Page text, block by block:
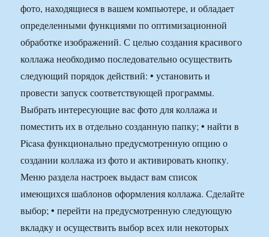
фото, находящиеся в вашем компьютере, и обладает
определенными функциями по оптимизационной
обработке изображений. С целью создания красивого
коллажа необходимо последовательно осуществить
следующий порядок действий: • установить и
провести запуск соответствующей программы.
Выбрать интересующие вас фото для коллажа и
поместить их в отдельно созданную папку; • найти в
Picasa функционально предусмотренную опцию о
создании коллажа из фото и активировать кнопку.
Меню раздела настроек выдаст вам список
имеющихся шаблонов оформления коллажа. Сделайте
выбор; • перейти на предусмотренную следующую
вкладку и осуществить выбор всех или некоторых